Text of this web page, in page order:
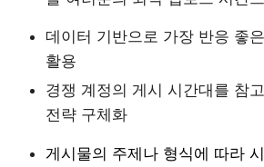
데이터 기반으로 가장 반응 좋
활용
경쟁 계정의 게시 시간대를 참
전략 구체화
게시물의 주제나 형식에 따라